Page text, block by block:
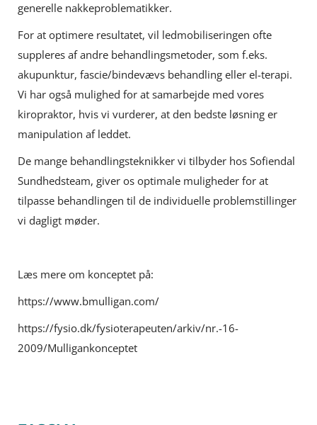
generelle nakkeproblematikker.
For at optimere resultatet, vil ledmobiliseringen ofte
suppleres af andre behandlingsmetoder, som f.eks.
akupunktur, fascie/bindevævs behandling eller el-terapi.
Vi har også mulighed for at samarbejde med vores
kiropraktor, hvis vi vurderer, at den bedste løsning er
manipulation af leddet.
De mange behandlingsteknikker vi tilbyder hos Sofiendal
Sundhedsteam, giver os optimale muligheder for at
tilpasse behandlingen til de individuelle problemstillinger
vi dagligt møder.
Læs mere om konceptet på:
https://www.bmulligan.com/
https://fysio.dk/fysioterapeuten/arkiv/nr.-16-
2009/Mulligankonceptet